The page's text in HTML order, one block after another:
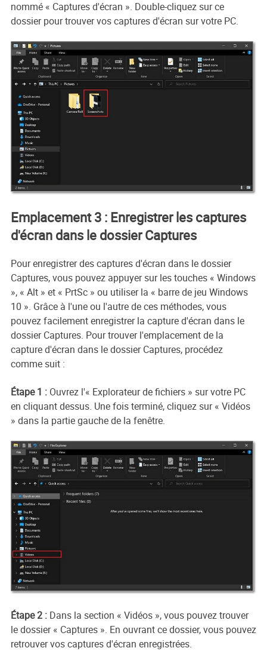
nommé « Captures d'écran ». Double-cliquez sur ce
dossier pour trouver vos captures d'écran sur votre PC.
Emplacement 3 : Enregistrer les captures
d'écran dans le dossier Captures
Pour enregistrer des captures d'écran dans le dossier
Captures, vous pouvez appuyer sur les touches « Windows
», « Alt » et « PrtSc » ou utiliser la « barre de jeu Windows
10 ». Grâce à l'une ou l'autre de ces méthodes, vous
pouvez facilement enregistrer la capture d'écran dans le
dossier Captures. Pour trouver l'emplacement de la
capture d'écran dans le dossier Captures, procédez
comme suit :
Étape 1 :Ouvrez l'« Explorateur de fichiers » sur votre PC
en cliquant dessus. Une fois terminé, cliquez sur « Vidéos
» dans la partie gauche de la fenêtre.
Étape 2 :Dans la section « Vidéos », vous pouvez trouver
le dossier « Captures ». En ouvrant ce dossier, vous pouvez
retrouver vos captures d'écran enregistrées.